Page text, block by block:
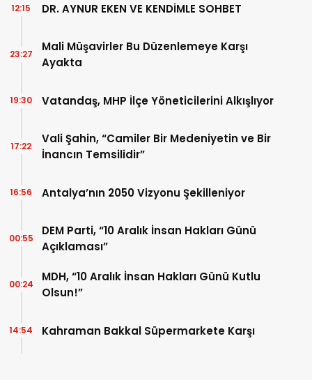
DR. AYNUR EKEN VE KENDİMLE SOHBET
12:15
Mali Müşavirler Bu Düzenlemeye Karşı
Ayakta
23:27
Vatandaş, MHP İlçe Yöneticilerini Alkışlıyor
19:30
Vali Şahin, “Camiler Bir Medeniyetin ve Bir
İnancın Temsilidir”
17:22
Antalya’nın 2050 Vizyonu Şekilleniyor
16:56
DEM Parti, “10 Aralık İnsan Hakları Günü
Açıklaması”
00:55
MDH, “10 Aralık İnsan Hakları Günü Kutlu
Olsun!”
00:24
Kahraman Bakkal Süpermarkete Karşı
14:54